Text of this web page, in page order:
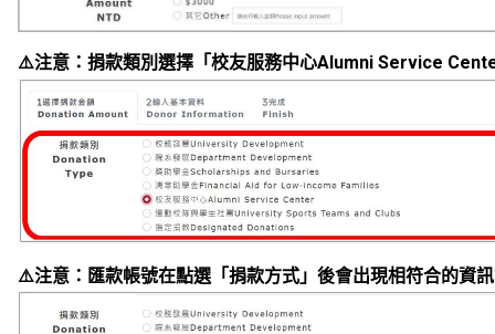
⚠注意：捐款類別選擇「校友服務中心Alumni Service
⚠注意：匯款帳號在點選「捐款方式」後會出現相符合的資